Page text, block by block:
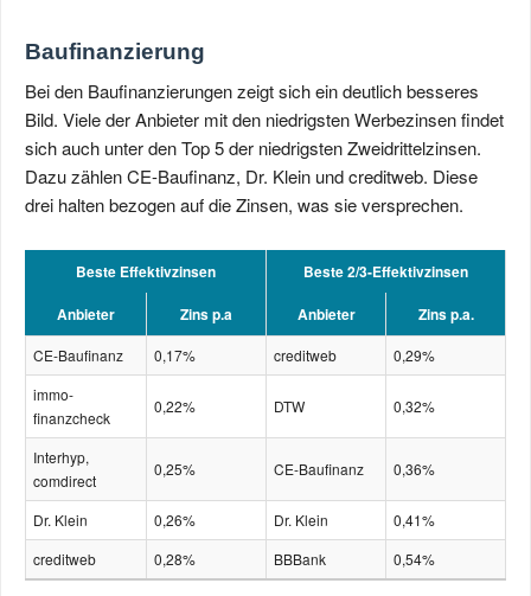
Baufinanzierung
Bei den Baufinanzierungen zeigt sich ein deutlich besseres
Bild. Viele der Anbieter mit den niedrigsten Werbezinsen findet
sich auch unter den Top 5 der niedrigsten Zweidrittelzinsen.
Dazu zählen CE-Baufinanz, Dr. Klein und creditweb. Diese
drei halten bezogen auf die Zinsen, was sie versprechen.
Beste Effektivzinsen
Beste 2/3-Effektivzinsen
Anbieter
Zins p.a Anbieter Zins p.a.
CE-Baufinanz 0,17% creditweb
0,29%
immo-
finanzcheck
0,22% DTW 0,32%
Interhyp,
comdirect
0,25% CE-Baufinanz 0,36%
Dr. Klein 0,26% Dr. Klein
0,41%
creditweb
0,28% BBBank 0,54%